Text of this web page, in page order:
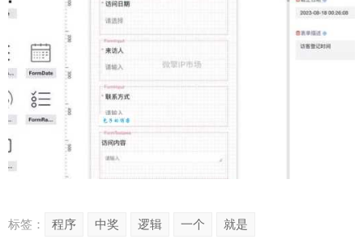
标签： 程序 中奖 逻辑 一个 就是